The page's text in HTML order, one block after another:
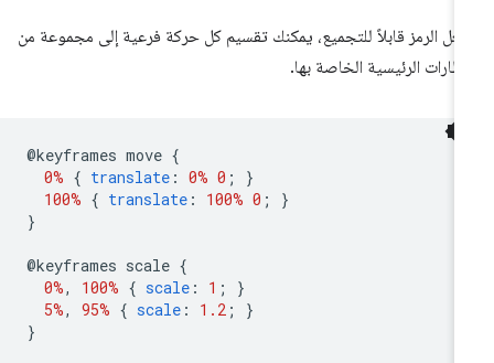
الرمز قابلاً للتجميع، يمكنك تقسيم كل حركة فرعية إلى مجموعة من
الرئيسية الخاصة بها.
@keyframes move
0%
{ translate: 0% 0
100%
{ translate: 100% 0
@keyframes scale
0%, 100% { scale : 1
5%, 95% { scale : 1.2